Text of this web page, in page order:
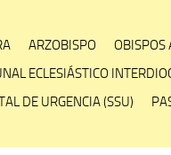
ARZOBISPO
OBISPOS
ECLESIÁSTICO
DE URGENCIA (SSU)